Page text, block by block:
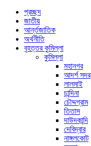
প্রচ্ছদ
জাতীয়
আর্ন্তজাতিক
অর্থনীতি
বৃহত্তর কুমিল্লা
কুমিল্লা
মহানগর
আদর্শ সদর
লালমাই
চান্দিনা
চৌদ্দগ্রাম
তিতাস
দাউদকান্দি
দেবিদ্বার
নাঙ্গলকোট